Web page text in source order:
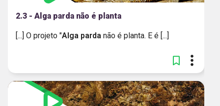
2.3 - Alga parda não é planta
[...] O projeto "Alga parda não é planta. E é [...]